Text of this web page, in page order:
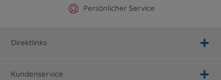
Offizieller Hersteller Shop
Persönlicher Service
Versandkostenfrei ab 25€
Schnelle Lieferung
Direktlinks
Kundenservice